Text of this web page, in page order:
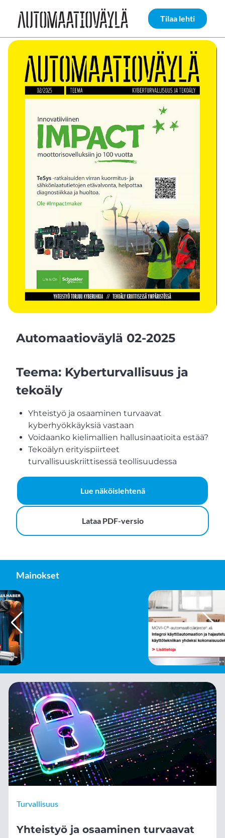
Siirry sivun sisältöön
Tilaa lehti
Automaatioväylä 02-2025
Teema: Kyberturvallisuus ja
tekoäly
Yhteistyö ja osaaminen turvaavat
kyberhyökkäyksiä vastaan
Voidaanko kielimallien hallusinaatioita estää?
Tekoälyn erityispiirteet
turvallisuuskriittisessä teollisuudessa
Lue näköislehtenä
Lataa PDF-versio
Mainokset
FAULHABER GROUP
Turvallisuus
Yhteistyö ja osaaminen turvaavat